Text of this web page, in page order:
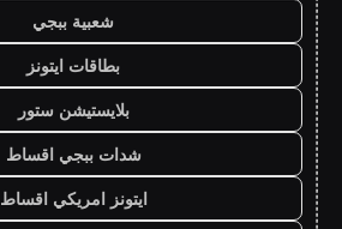
شعبية ببجي
بطاقات ايتونز
بلايستيشن ستور
شدات ببجي اقساط
ايتونز امريكي اقساط